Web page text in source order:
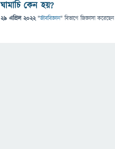
ঘামাচি কেন হয়?
29 এপ্রিল 2022 "জীববিজ্ঞান" বিভাগে জিজ্ঞাসাকরেছেন